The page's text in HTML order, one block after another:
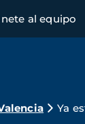
al equipo
Ya